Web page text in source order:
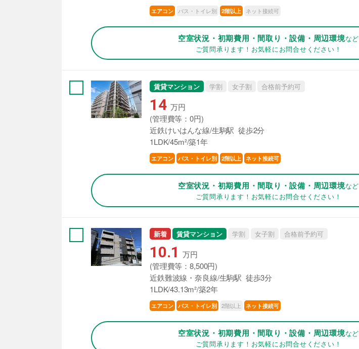
エアコン バス・トイレ別 2階以上 ネット接続可
空室状況・初期費用・間取り・設備・周辺環境など
ご質問承ります！お気軽にお問合せください！
賃貸マンション 学割 女子割 合格前予約可
14 万円
(管理費等：0円)
近鉄けいはんな線/生駒駅 徒歩2分
1LDK/45m²/築1年
エアコン バス・トイレ別 2階以上 ネット接続可
空室状況・初期費用・間取り・設備・周辺環境など
ご質問承ります！お気軽にお問合せください！
新着 賃貸マンション 学割 女子割 合格前予約可
10.1 万円
(管理費等：8,500円)
近鉄難波線・奈良線/生駒駅 徒歩3分
1LDK/43.13m²/築2年
エアコン バス・トイレ別 2階以上 ネット接続可
空室状況・初期費用・間取り・設備・周辺環境など
ご質問承ります！お気軽にお問合せください！